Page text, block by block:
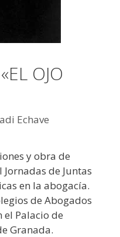
OJO
Echave
y obra de
Jornadas de Juntas
en la abogacía.
de Abogados
el Palacio de
Granada.